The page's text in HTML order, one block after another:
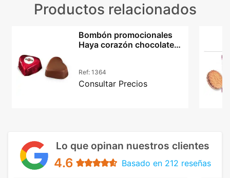
Productos relacionados
Bombón promocionales
Haya corazón chocolate
Ref: 1364
Consultar Precios
Lo que opinan nuestros clientes
4.6 Basado en 212 reseñas